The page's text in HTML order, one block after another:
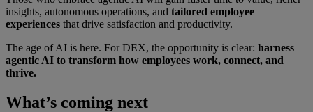
insights, autonomous operations, and tailored employee
experiences that drive satisfaction and productivity.
The age of AI is here. For DEX, the opportunity is clear: harness
agentic AI to transform how employees work, connect, and
thrive.
What’s coming next